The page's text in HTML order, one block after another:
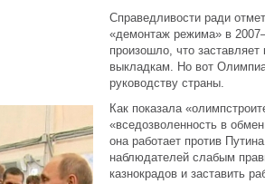
Справедливости ради
«демонтаж режима» в
произошло, что заставляет
выкладкам. Но вот
руководству страны.
Как показала
«вседозволенность в
она работает против
наблюдателей слабым
казнокрадов и заставить